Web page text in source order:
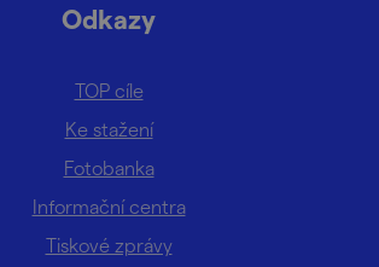
Odkazy
TOP cíle
Ke stažení
Fotobanka
Informační centra
Tiskové zprávy